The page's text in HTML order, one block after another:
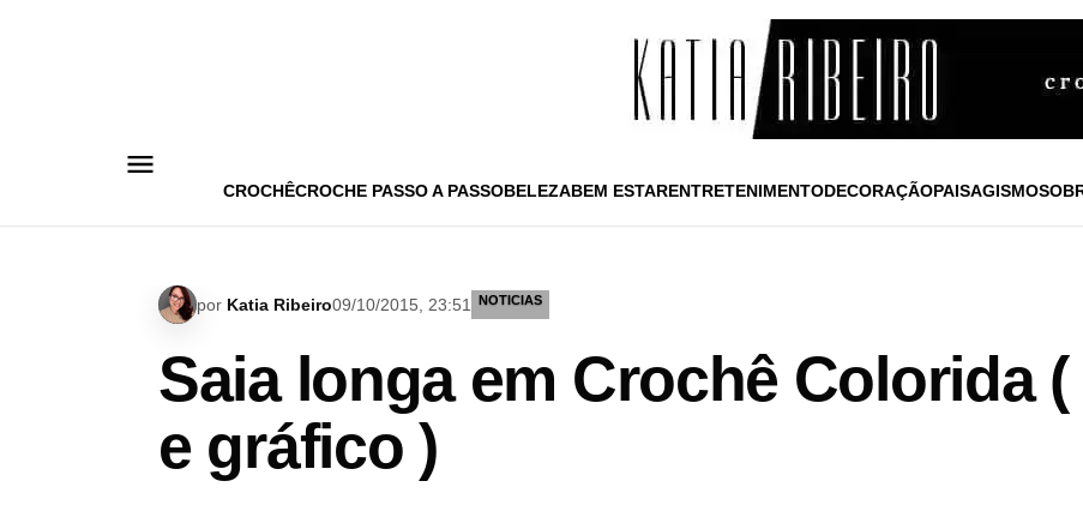
CROCHÊCROCHE PASSO A PASSOBELEZABEM ESTARENTRETENIMENTODECORAÇÃOPAISAGISMO
por Katia Ribeiro09/10/2015, 23:51 NOTICIAS
Saia longa em Crochê Colorida
e gráfico )